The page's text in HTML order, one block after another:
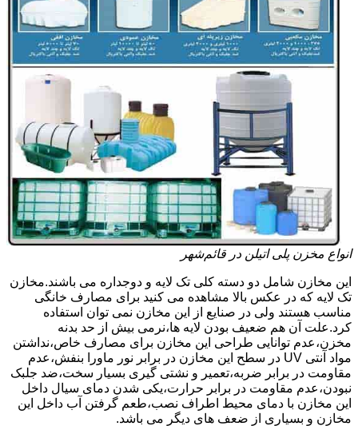
انواع مخزن پلی اتیلن در قائم‌شهر
این مخازن شامل دو دسته کلی تک لایه و دوجداره می باشند.مخازن
تک لایه که در عکس بالا مشاهده می کنید برای مصارف خانگی
مناسب هستند ولی در صنایع از این مخازن نمی توان استفاده
کرد.علت آن هم ضعیف بودن لایه ها،نرمی بیش از حد بدنه
مخزن،عدم توانایی طراحی این مخازن برای مصارف خاص،نداشتن
مواد آنتی UV در سطح این مخازن در برابر نور ماورا بنفش،عدم
مقاومت در برابر ضربه،تعمیر و نشتی گیری بسیار سخت،ضد جلبک
نبودن،عدم مقاومت در برابر حرارت،یکی شدن دمای سیال داخل
این مخازن با دمای محیط اطراف نصب،طعم گرفتن آب داخل این
مخازن و بسیاری از ضعف های دیگر می باشد.